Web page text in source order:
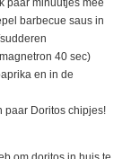
paar minuutjes mee
barbecue saus in
40 sec)
en in de
paar Doritos chipjes!